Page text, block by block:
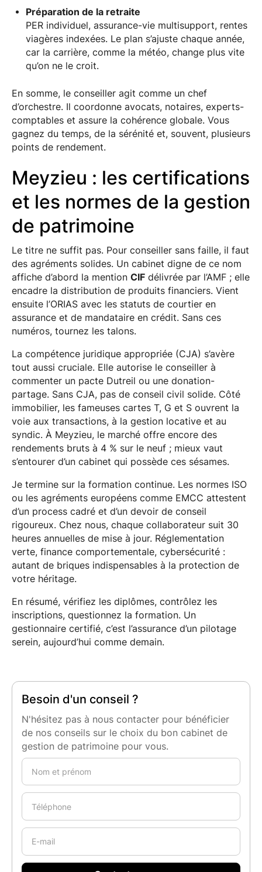
Préparation de la retraite
PER individuel, assurance-vie multisupport, rentes
viagères indexées. Le plan s’ajuste chaque année,
car la carrière, comme la météo, change plus vite
qu’on ne le croit.
En somme, le conseiller agit comme un chef
d’orchestre. Il coordonne avocats, notaires, experts-
comptables et assure la cohérence globale. Vous
gagnez du temps, de la sérénité et, souvent, plusieurs
points de rendement.
Meyzieu : les certifications
et les normes de la gestion
de patrimoine
Le titre ne suffit pas. Pour conseiller sans faille, il faut
des agréments solides. Un cabinet digne de ce nom
affiche d’abord la mention CIFdélivrée par l’AMF ; elle
encadre la distribution de produits financiers. Vient
ensuite l’ORIAS avec les statuts de courtier en
assurance et de mandataire en crédit. Sans ces
numéros, tournez les talons.
La compétence juridique appropriée (CJA) s’avère
tout aussi cruciale. Elle autorise le conseiller à
commenter un pacte Dutreil ou une donation-
partage. Sans CJA, pas de conseil civil solide. Côté
immobilier, les fameuses cartes T, G et S ouvrent la
voie aux transactions, à la gestion locative et au
syndic. À Meyzieu, le marché offre encore des
rendements bruts à 4 % sur le neuf ; mieux vaut
s’entourer d’un cabinet qui possède ces sésames.
Je termine sur la formation continue. Les normes ISO
ou les agréments européens comme EMCC attestent
d’un process cadré et d’un devoir de conseil
rigoureux. Chez nous, chaque collaborateur suit 30
heures annuelles de mise à jour. Réglementation
verte, finance comportementale, cybersécurité :
autant de briques indispensables à la protection de
votre héritage.
En résumé, vérifiez les diplômes, contrôlez les
inscriptions, questionnez la formation. Un
gestionnaire certifié, c’est l’assurance d’un pilotage
serein, aujourd’hui comme demain.
Besoin d'un conseil ?
N'hésitez pas à nous contacter pour bénéficier
de nos conseils sur le choix du bon cabinet de
gestion de patrimoine pour vous.